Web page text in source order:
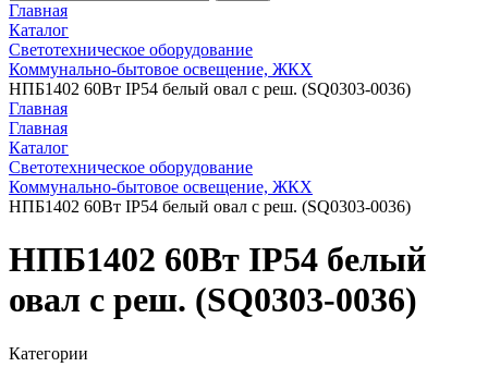
Главная
Каталог
Светотехническое оборудование
Коммунально-бытовое освещение, ЖКХ
НПБ1402 60Вт IP54 белый овал с реш. (SQ0303-0036)
Главная
Главная
Каталог
Светотехническое оборудование
Коммунально-бытовое освещение, ЖКХ
НПБ1402 60Вт IP54 белый овал с реш. (SQ0303-0036)
НПБ1402 60Вт IP54 белый
овал с реш. (SQ0303-0036)
Категории